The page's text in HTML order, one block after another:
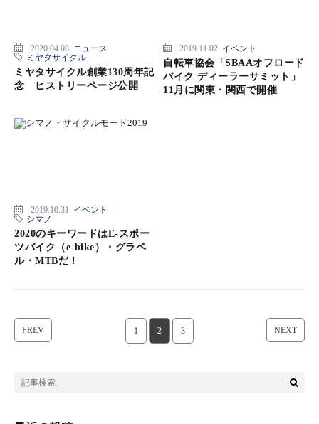
2020.04.08
ニュース
ミヤタサイクル
ミヤタサイクル創業130周年記
念 ヒストリーページ公開
2019.11.02 イベント
自転車協会「SBAAオフロード
バイク ディーラーサミット」
11月に関東・関西で開催
2019.10.31 イベント
シマノ
2020のキーワードはE-スポー
ツバイク（e-bike）・グラベ
ル・MTBだ！
PREV 1 2 3 NEXT